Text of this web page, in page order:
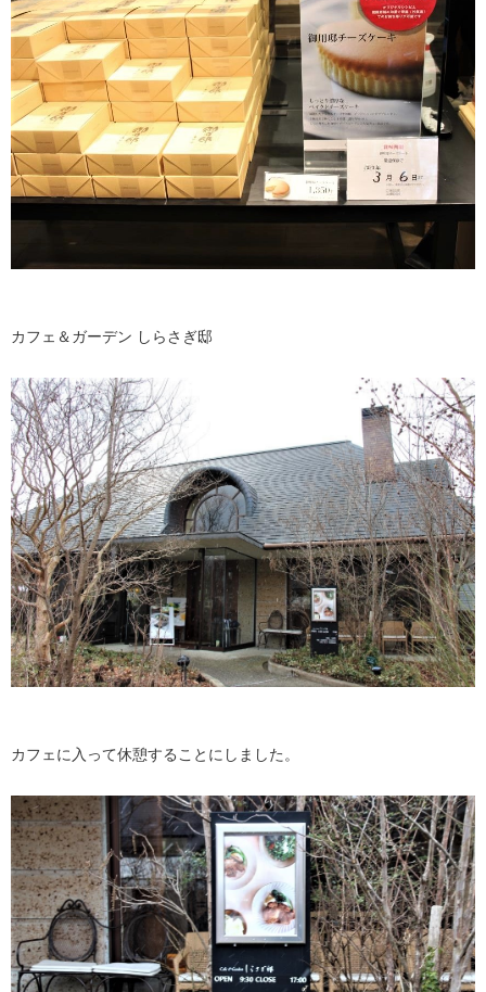
カフェ＆ガーデン しらさぎ邸
カフェに入って休憩することにしました。